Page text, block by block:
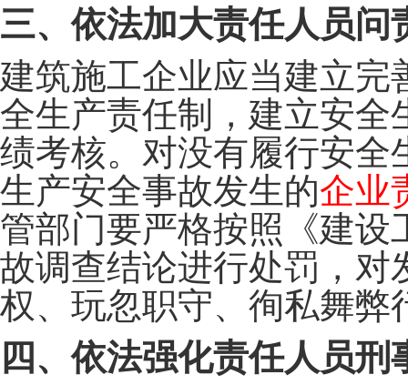
三、依法加大责任人员问
建筑施工企业应当建立
全生产责任制，建立安
绩考核。对没有履行安
生产安全事故发生的企业
管部门要严格按照《建
故调查结论进行处罚，
权、玩忽职守、徇私舞
四、依法强化责任人员刑